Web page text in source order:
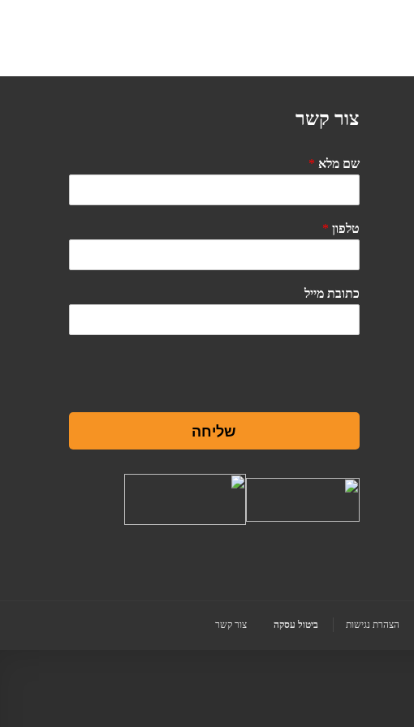
צור קשר
שם מלא *
טלפון *
כתובת מייל
שליחה
הצהרת נגישות ביטול עסקה צור קשר